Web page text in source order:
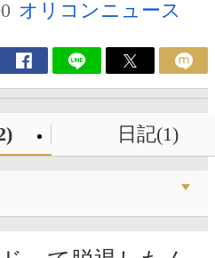
オリコンニュース
日記(1)